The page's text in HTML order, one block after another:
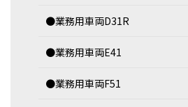
●業務用車両D31R
●業務用車両E41
●業務用車両F51